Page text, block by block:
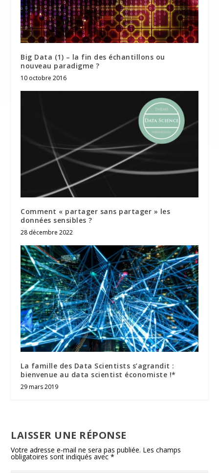
Big Data (1) – la fin des échantillons ou
nouveau paradigme ?
10 octobre 2016
Comment « partager sans partager » les
données sensibles ?
28 décembre 2022
La famille des Data Scientists s’agrandit :
bienvenue au data scientist économiste !*
29 mars 2019
LAISSER UNE RÉPONSE
Votre adresse e-mail ne sera pas publiée. Les champs
obligatoires sont indiqués avec*